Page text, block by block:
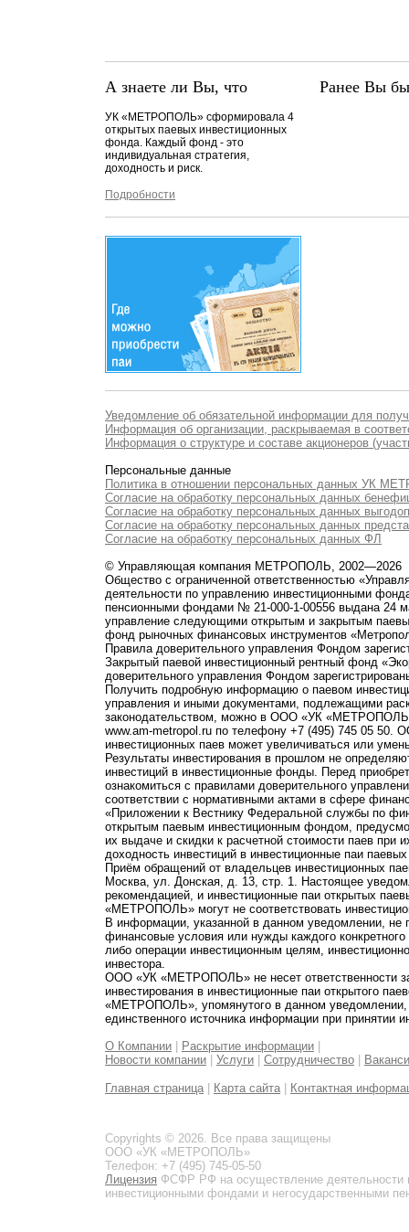
А знаете ли Вы, что
УК «МЕТРОПОЛЬ» сформировала 4
открытых паевых инвестиционных
фонда. Каждый фонд - это
индивидуальная стратегия,
доходность и риск.
Подробности
Ранее Вы
Уведомление об обязательной информации для
Информация об организации, раскрываемая в
Информация о структуре и составе акционеров
Персональные данные
Политика в отношении персональных данных УК
Согласие на обработку персональных данных
Согласие на обработку персональных данных
Согласие на обработку персональных данных
Согласие на обработку персональных данных ФЛ
© Управляющая компания МЕТРОПОЛЬ, 2002—2026
Общество с ограниченной ответственностью
деятельности по управлению инвестиционными
пенсионными фондами № 21-000-1-00556 выдана 24
управление следующими открытым и закрытым
фонд рыночных финансовых инструментов
Правила доверительного управления Фондом
Закрытый паевой инвестиционный рентный фонд
доверительного управления Фондом
Получить подробную информацию о паевом
управления и иными документами, подлежащими
законодательством, можно в ООО «УК
www.am-metropol.ru по телефону +7 (495) 745 05
инвестиционных паев может увеличиваться или
Результаты инвестирования в прошлом не
инвестиций в инвестиционные фонды. Перед
ознакомиться с правилами доверительного
соответствии с нормативными актами в сфере
«Приложении к Вестнику Федеральной службы по
открытым паевым инвестиционным фондом,
их выдаче и скидки к расчетной стоимости паев при
доходность инвестиций в инвестиционные паи
Приём обращений от владельцев инвестиционных
Москва, ул. Донская, д. 13, стр. 1. Настоящее
рекомендацией, и инвестиционные паи открытых
«МЕТРОПОЛЬ» могут не соответствовать
В информации, указанной в данном уведомлении,
финансовые условия или нужды каждого
либо операции инвестиционным целям,
инвестора.
ООО «УК «МЕТРОПОЛЬ» не несет ответственности
инвестирования в инвестиционные паи открытого
«МЕТРОПОЛЬ», упомянутого в данном уведомлении,
единственного источника информации при принятии
О Компании
Раскрытие информации
Новости компании
Услуги Сотрудничество
Главная страница Карта сайта Контактная
Copyrights © 2026. Все права защищены
ООО «УК «МЕТРОПОЛЬ»
Телефон: +7 (495) 745-05-50
Лицензия ФСФР РФ на осуществление
инвестиционными фондами и негосударственными